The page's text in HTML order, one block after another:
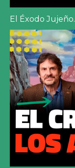
El Éxodo Jujeño.